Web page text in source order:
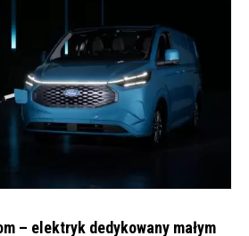
– elektryk dedykowany małym